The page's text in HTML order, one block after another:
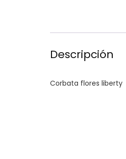
Descripción
Corbata flores liberty